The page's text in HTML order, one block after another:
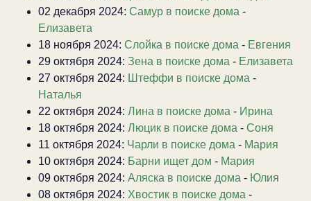
02 декабря 2024: Самур в поиске дома -
Елизавета
18 ноября 2024: Слойка в поиске дома - Евгения
29 октября 2024: Зена в поиске дома - Елизавета
27 октября 2024: Штеффи в поиске дома -
Наталья
22 октября 2024: Лина в поиске дома - Ирина
18 октября 2024: Люцик в поиске дома - Соня
11 октября 2024: Чарли в поиске дома - Мария
10 октября 2024: Барни ищет дом - Мария
09 октября 2024: Аляска в поиске дома - Юлия
08 октября 2024: Хвостик в поиске дома -